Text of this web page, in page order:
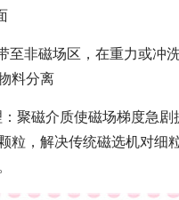
至非磁场区，在重力或冲
料分离
聚磁介质使磁场梯度急剧
粒，解决传统磁选机对细